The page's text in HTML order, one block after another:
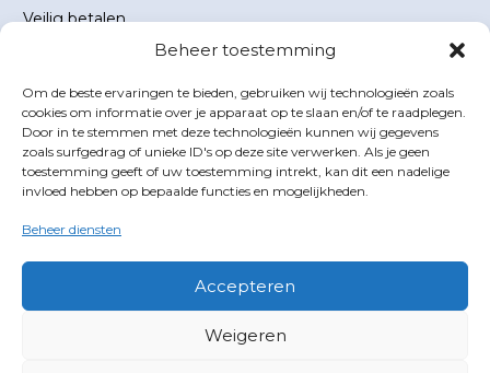
Beheer toestemming
Om de beste ervaringen te bieden, gebruiken wij technologieën zoals
cookies om informatie over je apparaat op te slaan en/of te raadplegen.
Door in te stemmen met deze technologieën kunnen wij gegevens
zoals surfgedrag of unieke ID's op deze site verwerken. Als je geen
toestemming geeft of uw toestemming intrekt, kan dit een nadelige
invloed hebben op bepaalde functies en mogelijkheden.
Beheer diensten
Accepteren
Weigeren
Veilig betalen
Verzending en verzendkosten
MIJN ACCOUNT
Mijn account
Winkelwagen
GOLFBOEKEN.NL
E-mail
Volg ons